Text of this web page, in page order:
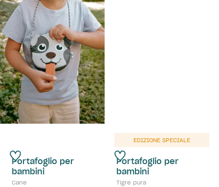
Portafoglio per
bambini
Cane
EDIZIONE SPECIALE
Portafoglio per
bambini
Tigre pura